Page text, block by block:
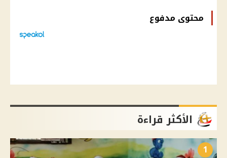
محتوى مدفوع
الأكثر قراءة
1